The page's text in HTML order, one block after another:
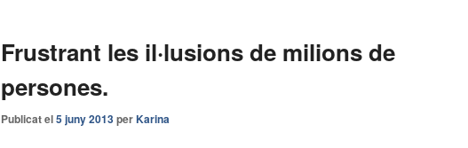
Frustrant les il·lusions de milions de
persones.
Publicat el5 juny 2013perKarina